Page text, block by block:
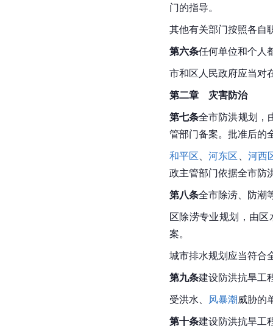
门的指导。
其他有关部门按照各自
第六条任何单位和个人
市和区人民政府应当对
第二章　灾害防治
第七条全市防洪规划，
管部门备案。批准后的
和平区 、河东区
河西
政主管部门依据全市防
第八条全市除涝、防潮
区除涝专业规划，由
案。
城市排水规划应当符合
第九条建设防洪抗旱工
受洪水、 风暴潮威胁的
第十条建设防洪抗旱工